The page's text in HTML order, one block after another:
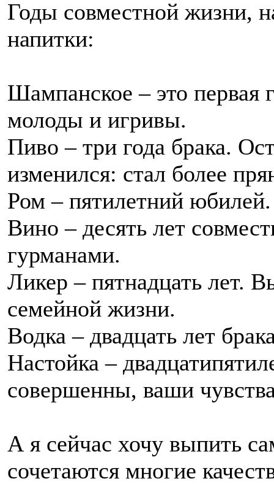
Годы совместной жизни,
напитки:
Шампанское – это
молоды и игривы.
Пиво – три года брака.
изменился: стал более
Ром – пятилетний
Вино – десять лет
гурманами.
Ликер – пятнадцать лет.
семейной жизни.
Водка – двадцать лет
Настойка –
совершенны, ваши
А я сейчас хочу выпить
сочетаются многие